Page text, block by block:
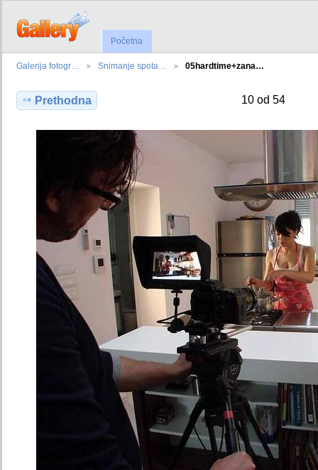
Početna
Galerija fotogr… Snimanje spota… 05hardtime+zana…
Prethodna 10 od 54